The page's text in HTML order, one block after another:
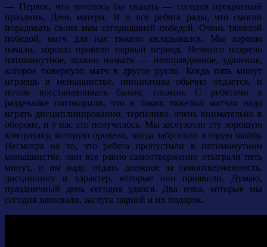
— Первое, что хотелось бы сказать — сегодня прекрасный
праздник, День матери. Я и все ребята рады, что смогли
порадовать своих мам сегодняшней победой. Очень тяжелой
победой, матч для нас тяжело складывался. Мы хорошо
начали, хорошо провели первый период. Немного подвело
пятиминутное, можно назвать — неоправданное, удаление,
которое повернуло матч в другое русло. Когда пять минут
играешь в меньшинстве, инициатива обычно отдается, и
потом восстанавливать баланс сложно. С ребятами в
раздевалке поговорили, что в таких тяжелых матчах надо
играть дисциплинированно, терпеливо, очень внимательно в
обороне, и у нас это получилось. Мы заслужили эту хорошую
контратаку, которую провели, когда забросили вторую шайбу.
Несмотря на то, что ребята пропустили в пятиминутном
меньшинстве, они все равно самоотверженно отыграли пять
минут, и им надо отдать должное за самоотверженность,
дисциплину и характер, которые они проявили. Думаю,
праздничный день сегодня удался. Два очка, которые мы
сегодня завоевали, заслуга парней и их подарок.